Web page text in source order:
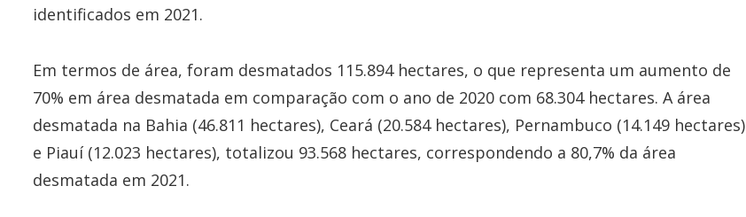
identificados em 2021.
Em termos de área, foram desmatados 115.894 hectares, o que representa um aumento de
70% em área desmatada em comparação com o ano de 2020 com 68.304 hectares. A área
desmatada na Bahia (46.811 hectares), Ceará (20.584 hectares), Pernambuco (14.149 hectares)
e Piauí (12.023 hectares), totalizou 93.568 hectares, correspondendo a 80,7% da área
desmatada em 2021.